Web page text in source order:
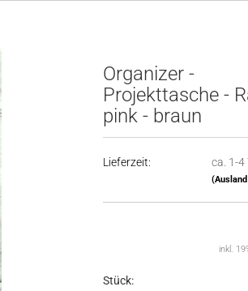
Organizer -
Projekttasche -
pink - braun
Lieferzeit: ca. 1-4
inkl.
Stück: